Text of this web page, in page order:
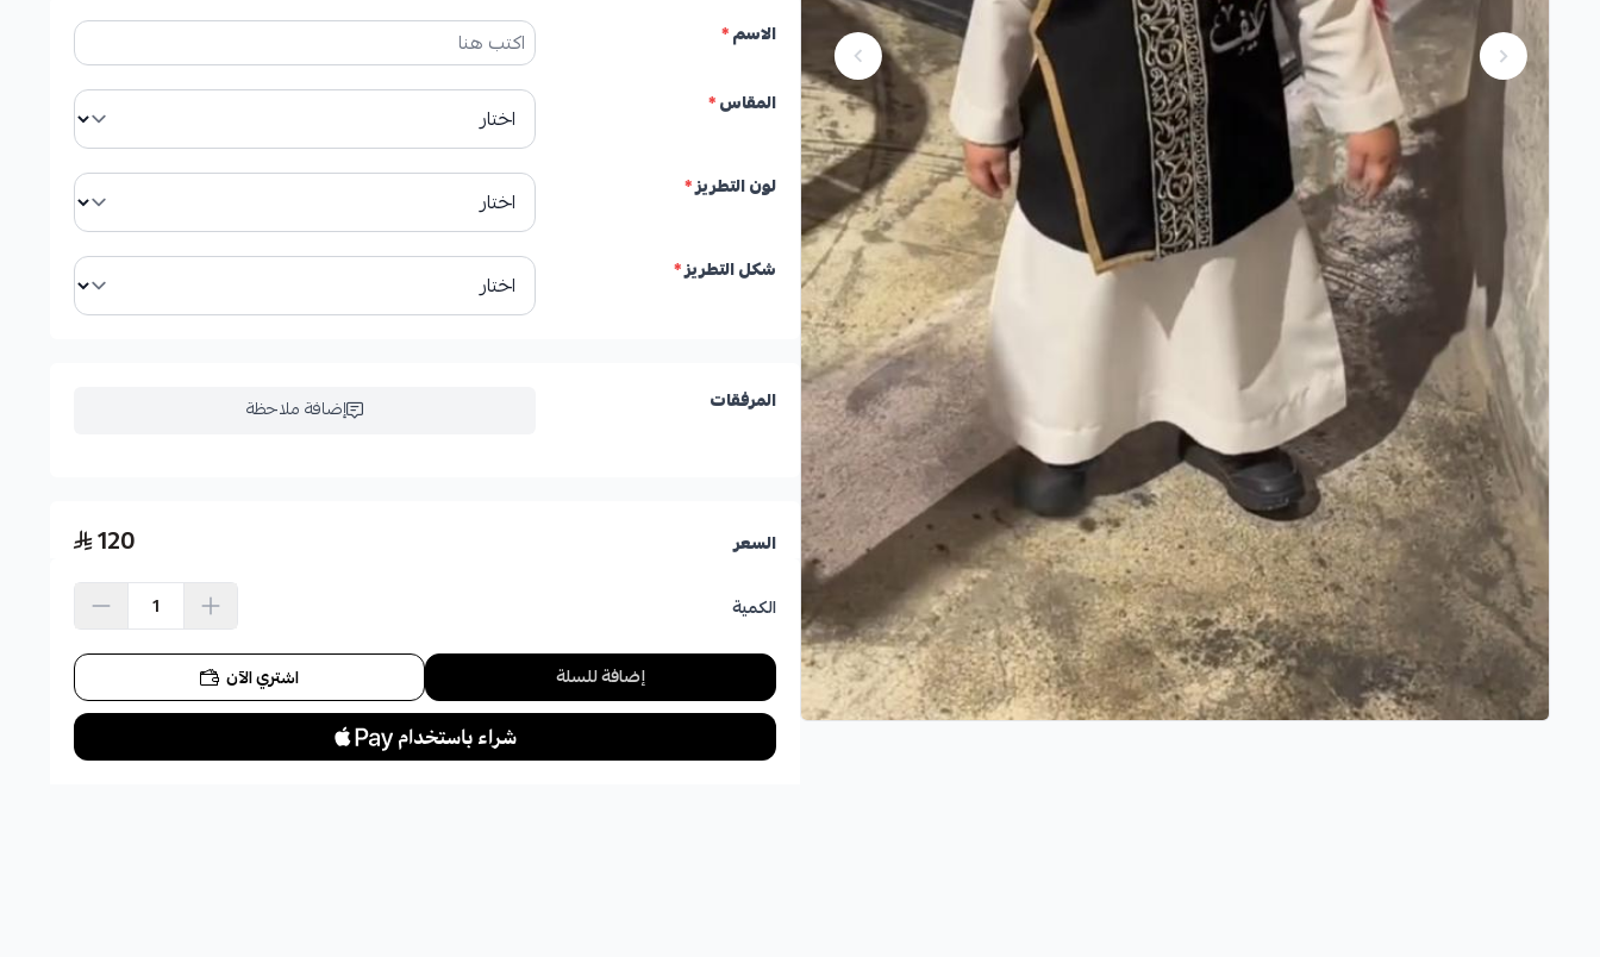
اجعل طفلك يتألق بأناقة عصرية مع سديري الحروف العربية من نجد. اطلب الآن وامنح طفلك مظهرًا
الاسم*
المقاس*
لون التطريز*
شكل التطريز*
المرفقات إضافة ملاحظة
السعر 120
الكمية
إضافة للسلة اشتري الآن